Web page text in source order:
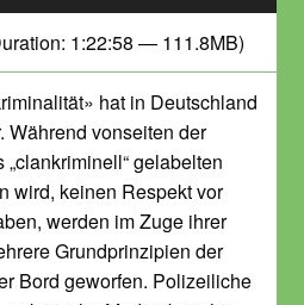
1:22:58 — 111.8MB)
hat in Deutschland
Während vonseiten der
gelabelten
wird, keinen Respekt vor
werden im Zuge ihrer
Grundprinzipien der
Bord geworfen. Polizeiliche